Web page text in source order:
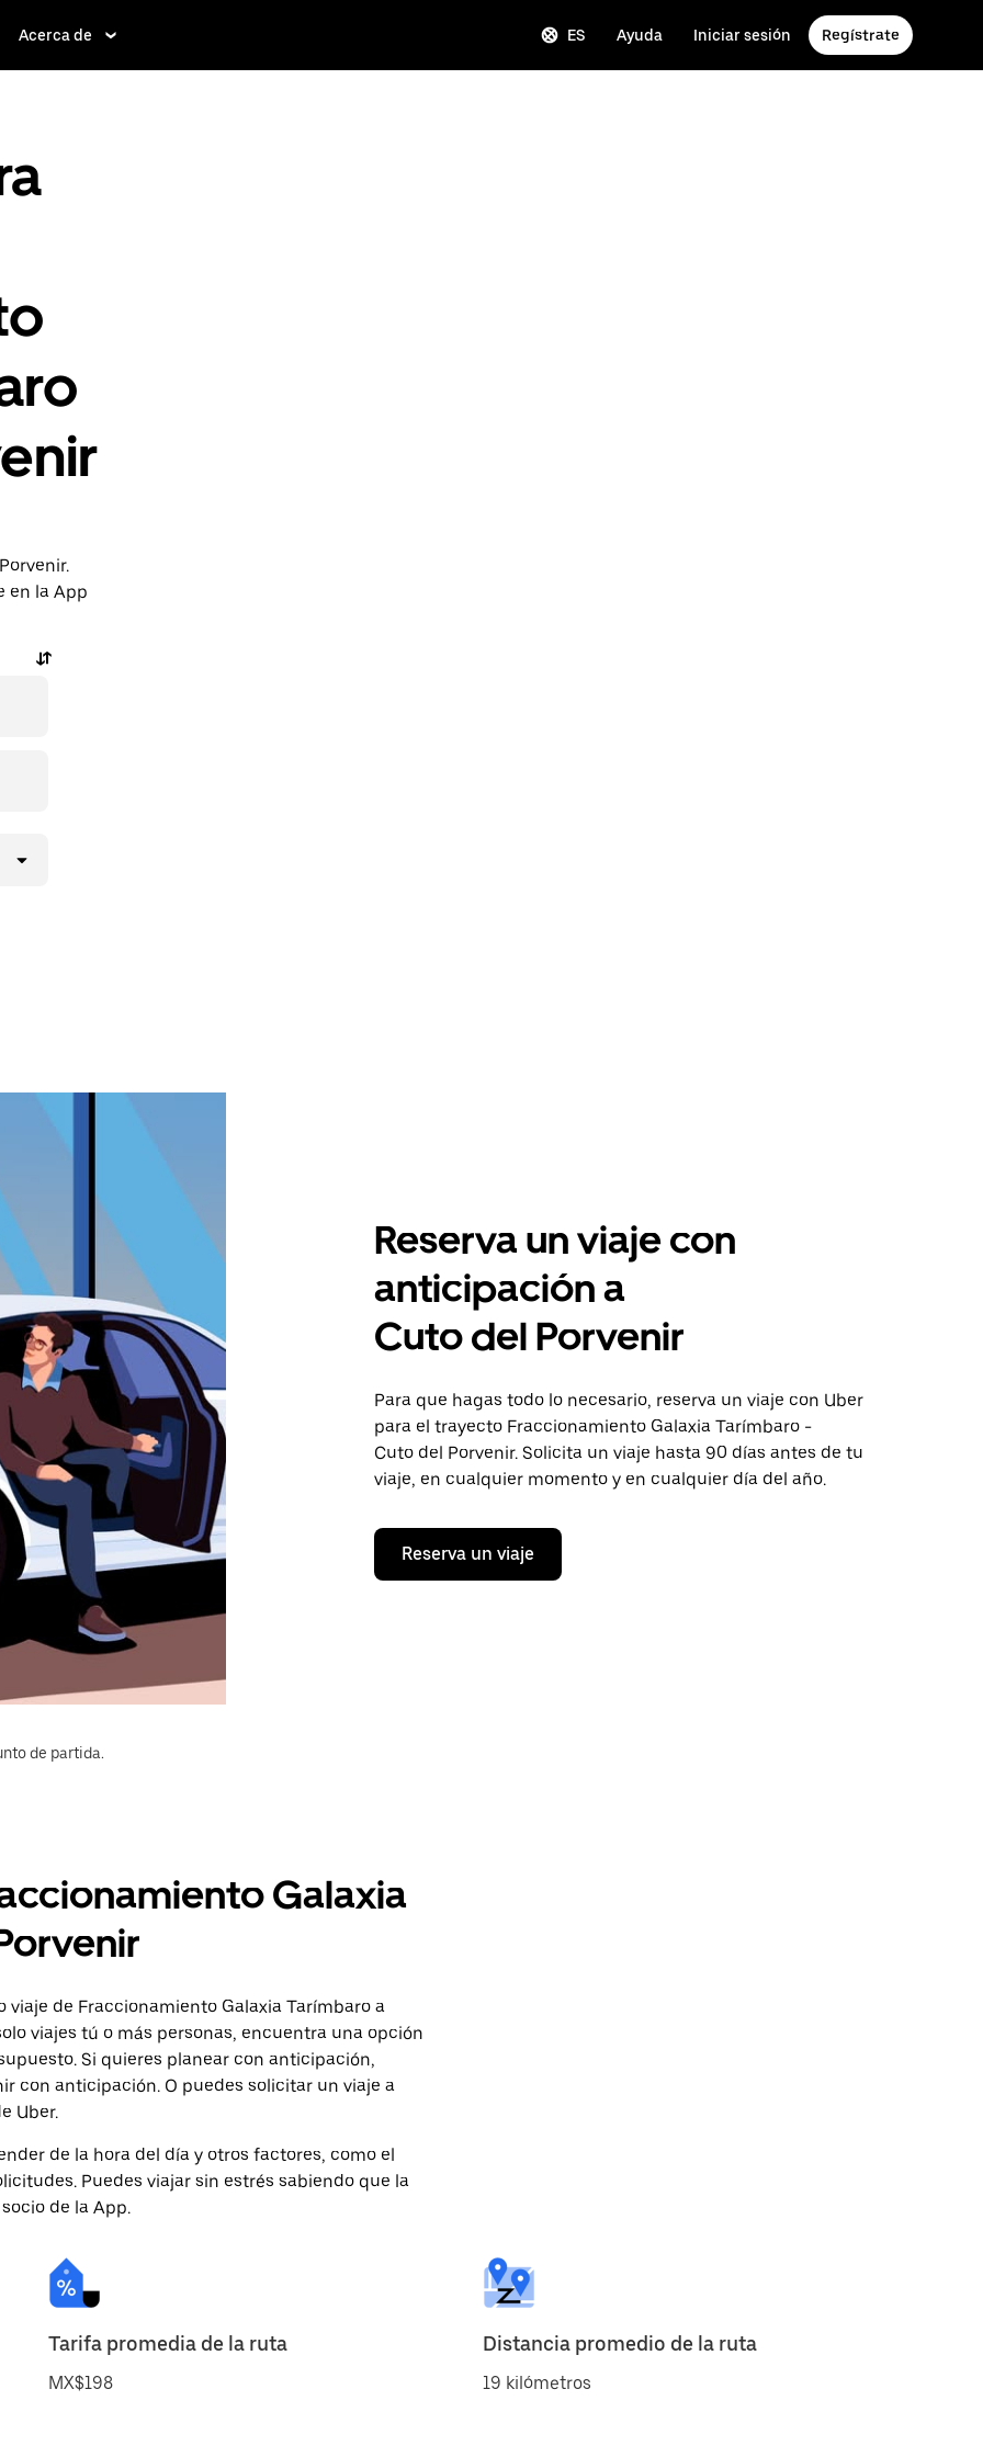
Acerca de ES Ayuda Iniciar sesión Regístrate
en la App
Reserva un viaje con
anticipación a
Cuto del Porvenir
Para que hagas todo lo necesario, reserva un viaje con Uber
para el trayecto Fraccionamiento Galaxia Tarímbaro -
Cuto del Porvenir. Solicita un viaje hasta 90 días antes de tu
viaje, en cualquier momento y en cualquier día del año.
Reserva un viaje
de partida.
Galaxia
de Fraccionamiento Galaxia Tarímbaro a
viajes tú o más personas, encuentra una opción
Si quieres planear con anticipación,
con anticipación. O puedes solicitar un viaje a
Uber.
de la hora del día y otros factores, como el
Puedes viajar sin estrés sabiendo que la
de la App.
Tarifa promedia de la ruta
MX$198
Distancia promedio de la ruta
19 kilómetros